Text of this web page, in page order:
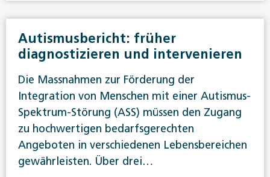
Autismusbericht: früher
diagnostizieren und intervenieren
Die Massnahmen zur Förderung der
Integration von Menschen mit einer Autismus-
Spektrum-Störung (ASS) müssen den Zugang
zu hochwertigen bedarfsgerechten
Angeboten in verschiedenen Lebensbereichen
gewährleisten. Über drei…